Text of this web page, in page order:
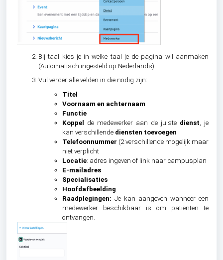
Bij taal kies je in welke taal je de pagina wil aanmaken
(Automatisch ingesteld op Nederlands)
Vul verder alle velden in die nodig zijn:
Titel
Voornaam en achternaam
Functie
Koppel de medewerker aan de juiste dienst , je
kan verschillende diensten toevoegen
Telefoonnummer (2 verschillende mogelijk maar
niet verplicht
Locatie: adres ingeven of link naar campusplan
E-mailadres
Specialisaties
Hoofdafbeelding
Raadplegingen: Je kan aangeven wanneer een
medewerker beschikbaar is om patiënten te
ontvangen.